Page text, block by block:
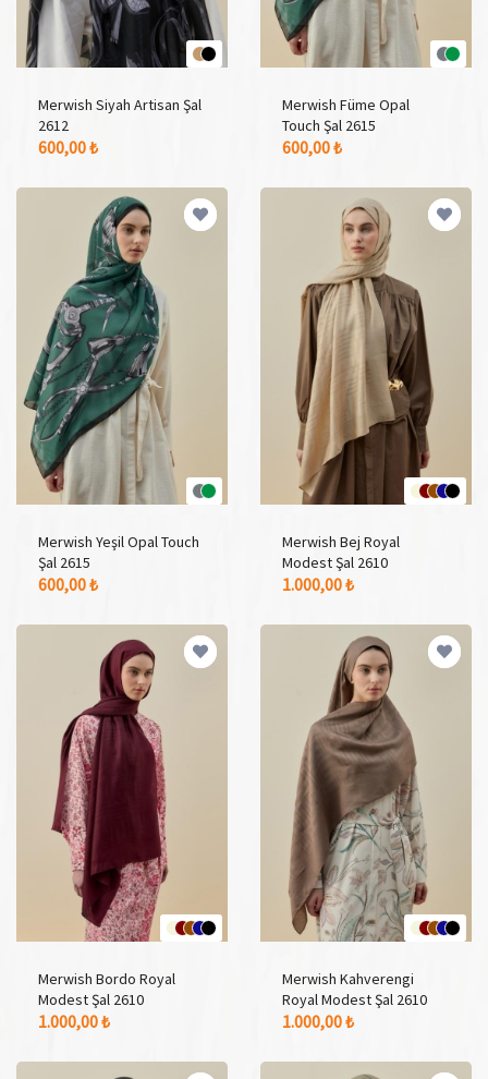
2 Adet Renk Seçeneği
Merwish Siyah Artisan Şal
2612
600,00 ₺
2 Adet Renk Seçeneği
Merwish Füme Opal
Touch Şal 2615
600,00 ₺
2 Adet Renk Seçeneği
Merwish Yeşil Opal Touch
Şal 2615
600,00 ₺
5 Adet Renk Seçeneği
Merwish Bej Royal
Modest Şal 2610
1.000,00 ₺
5 Adet Renk Seçeneği
Merwish Bordo Royal
Modest Şal 2610
1.000,00 ₺
5 Adet Renk Seçeneği
Merwish Kahverengi
Royal Modest Şal 2610
1.000,00 ₺